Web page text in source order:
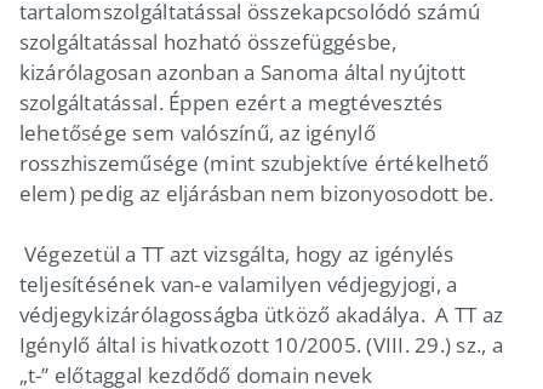
tartalomszolgáltatással összekapcsolódó számú
szolgáltatással hozható összefüggésbe,
kizárólagosan azonban a Sanoma által nyújtott
szolgáltatással. Éppen ezért a megtévesztés
lehetősége sem valószínű, az igénylő
rosszhiszeműsége (mint szubjektíve értékelhető
elem) pedig az eljárásban nem bizonyosodott be.
Végezetül a TT azt vizsgálta, hogy az igénylés
teljesítésének van-e valamilyen védjegyjogi, a
védjegykizárólagosságba ütköző akadálya. A TT az
Igénylő által is hivatkozott 10/2005. (VIII. 29.) sz., a
„t-” előtaggal kezdődő domain nevek